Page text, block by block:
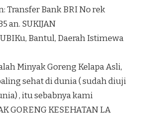
Transfer Bank BRI No rek
an. SUKIJAN
Bantul, Daerah Istimewa
Minyak Goreng Kelapa Asli,
sehat di dunia ( sudah diuji
, itu sebabnya kami
GORENG KESEHATAN LA